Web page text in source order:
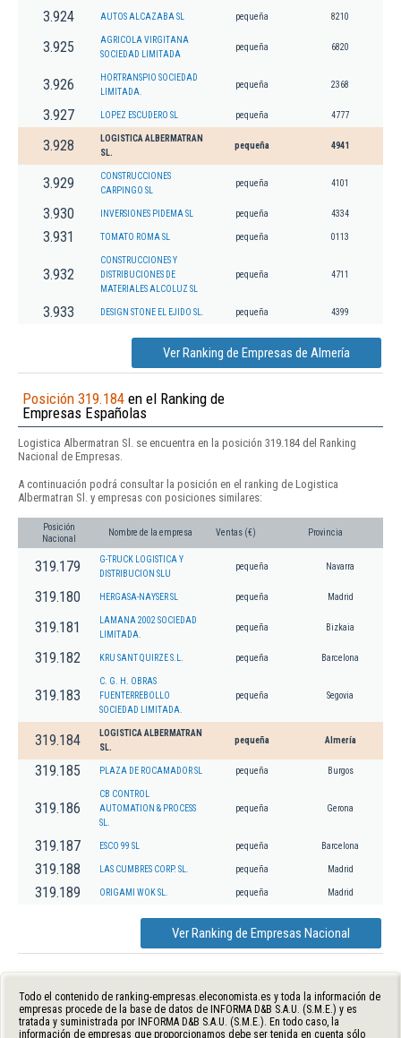
3.924 AUTOS ALCAZABA SL pequeña 8210
3.925
AGRICOLA VIRGITANA
SOCIEDAD LIMITADA
pequeña 6820
3.926
HORTRANSPIO SOCIEDAD
LIMITADA.
pequeña 2368
3.927 LOPEZ ESCUDERO SL pequeña 4777
3.928
LOGISTICA ALBERMATRAN
SL.
pequeña 4941
3.929
CONSTRUCCIONES
CARPINGO SL
pequeña 4101
3.930 INVERSIONES PIDEMA SL pequeña 4334
3.931 TOMATO ROMA SL pequeña 0113
3.932
CONSTRUCCIONES Y
DISTRIBUCIONES DE
MATERIALES ALCOLUZ SL
pequeña 4711
3.933 DESIGN STONE EL EJIDO SL. pequeña 4399
Ver Ranking de Empresas de Almería
Posición 319.184 en el Ranking de
Empresas Españolas
Logistica Albermatran Sl. se encuentra en la posición 319.184 del Ranking
Nacional de Empresas.
A continuación podrá consultar la posición en el ranking de Logistica
Albermatran Sl. y empresas con posiciones similares:
Posición
Nacional
Nombre de la empresa Ventas (€) Provincia
319.179
G-TRUCK LOGISTICA Y
DISTRIBUCION SLU
pequeña Navarra
319.180 HERGASA-NAYSER SL pequeña Madrid
319.181
LAMANA 2002 SOCIEDAD
LIMITADA.
pequeña Bizkaia
319.182 KRU SANT QUIRZE S.L. pequeña Barcelona
319.183
C. G. H. OBRAS
FUENTERREBOLLO
SOCIEDAD LIMITADA.
pequeña Segovia
319.184
LOGISTICA ALBERMATRAN
SL.
pequeña Almería
319.185 PLAZA DE ROCAMADOR SL pequeña Burgos
319.186
CB CONTROL
AUTOMATION & PROCESS
SL.
pequeña Gerona
319.187 ESCO 99 SL pequeña Barcelona
319.188 LAS CUMBRES CORP. SL. pequeña Madrid
319.189 ORIGAMI WOK SL. pequeña Madrid
Ver Ranking de Empresas Nacional
Todo el contenido de ranking-empresas.eleconomista.es y toda la información de
empresas procede de la base de datos de INFORMA D&B S.A.U. (S.M.E.) y es
tratada y suministrada por INFORMA D&B S.A.U. (S.M.E.). En todo caso, la
información de empresas que proporcionamos debe ser tenida en cuenta sólo